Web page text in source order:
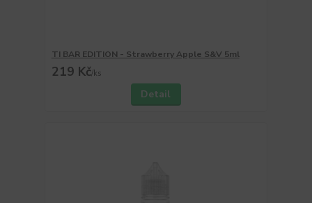
TI BAR EDITION - Strawberry Apple S&V 5ml
219 Kč/ks
Detail